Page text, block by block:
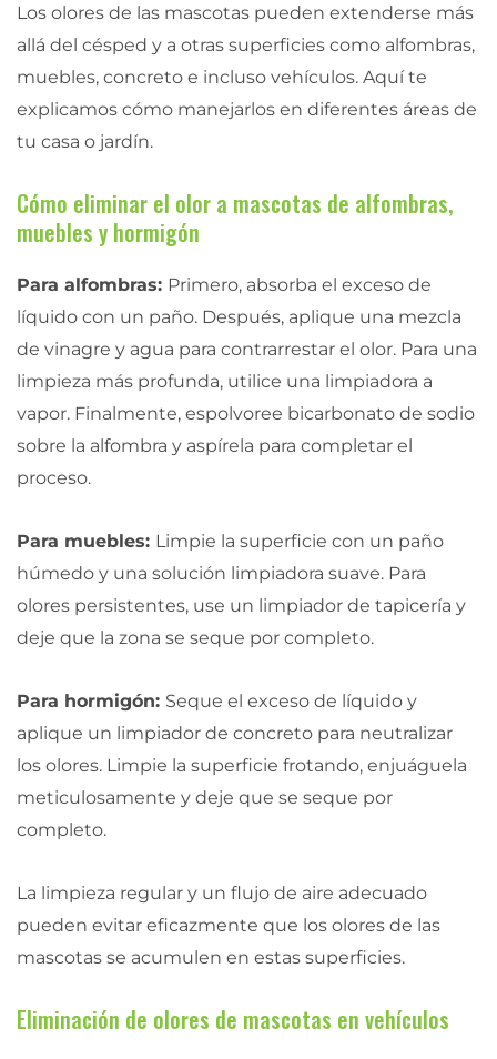
Los olores de las mascotas pueden extenderse más
allá del césped y a otras superficies como alfombras,
muebles, concreto e incluso vehículos. Aquí te
explicamos cómo manejarlos en diferentes áreas de
tu casa o jardín.
Cómo eliminar el olor a mascotas de alfombras,
muebles y hormigón
Para alfombras: Primero, absorba el exceso de
líquido con un paño. Después, aplique una mezcla
de vinagre y agua para contrarrestar el olor. Para una
limpieza más profunda, utilice una limpiadora a
vapor. Finalmente, espolvoree bicarbonato de sodio
sobre la alfombra y aspírela para completar el
proceso.
Para muebles: Limpie la superficie con un paño
húmedo y una solución limpiadora suave. Para
olores persistentes, use un limpiador de tapicería y
deje que la zona se seque por completo.
Para hormigón: Seque el exceso de líquido y
aplique un limpiador de concreto para neutralizar
los olores. Limpie la superficie frotando, enjuáguela
meticulosamente y deje que se seque por
completo.
La limpieza regular y un flujo de aire adecuado
pueden evitar eficazmente que los olores de las
mascotas se acumulen en estas superficies.
Eliminación de olores de mascotas en vehículos